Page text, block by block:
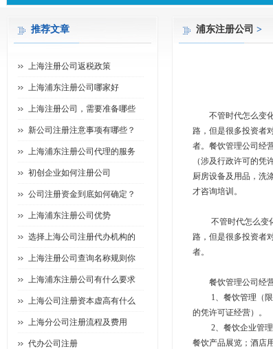
浦东注册公司 >
不管时代怎么变
路，但是很多投资者
者。餐饮管理公司经
（涉及行政许可的
厨房设备及用品，洗
才咨询培训。
不管时代怎么变化
路，但是很多投资者
者。
餐饮管理公司经营
1、餐饮管理（限
的凭许可证经营）。
2、餐饮企业管理；
餐饮产品展览；酒店
推荐文章
上海注册公司返税政策
上海浦东注册公司哪家好
上海注册公司，需要准备哪些
新公司注册注意事项有哪些？
上海浦东注册公司代理的服务
初创企业如何注册公司
公司注册资金到底如何确定？
上海浦东注册公司优势
选择上海公司注册代办机构的
上海注册公司查询名称规则你
上海浦东注册公司有什么要求
上海公司注册资本虚高有什么
上海分公司注册流程及费用
代办公司注册